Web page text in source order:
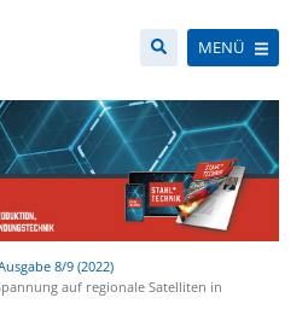
MENÜ
8/9 (2022)
auf regionale Satelliten in